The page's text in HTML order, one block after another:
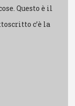
Questo è il
c’è la